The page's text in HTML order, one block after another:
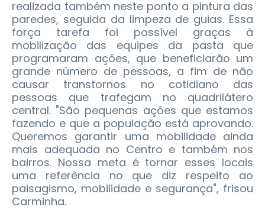
realizada também neste ponto a pintura das
paredes, seguida da limpeza de guias. Essa
força tarefa foi possível graças à
mobilização das equipes da pasta que
programaram ações, que beneficiarão um
grande número de pessoas, a fim de não
causar transtornos no cotidiano das
pessoas que trafegam no quadrilátero
central. "São pequenas ações que estamos
fazendo e que a população está aprovando.
Queremos garantir uma mobilidade ainda
mais adequada no Centro e também nos
bairros. Nossa meta é tornar esses locais
uma referência no que diz respeito ao
paisagismo, mobilidade e segurança", frisou
Carminha.